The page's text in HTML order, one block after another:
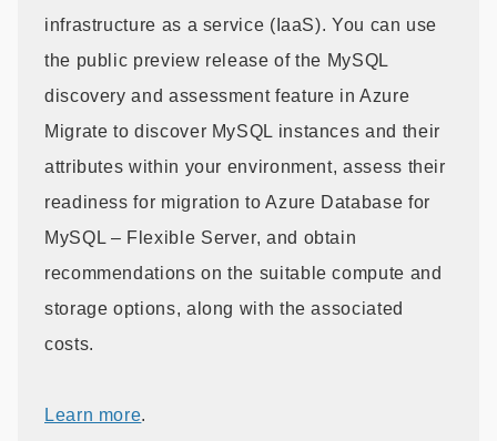
infrastructure as a service (IaaS). You can use
the public preview release of the MySQL
discovery and assessment feature in Azure
Migrate to discover MySQL instances and their
attributes within your environment, assess their
readiness for migration to Azure Database for
MySQL – Flexible Server, and obtain
recommendations on the suitable compute and
storage options, along with the associated
costs.
Learn more.